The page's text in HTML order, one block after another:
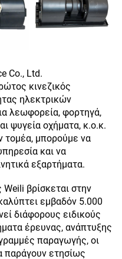
Co., Ltd.
κινεζικός
ηλεκτρικών
λεωφορεία, φορτηγά,
ψυγεία οχήματα, κ.ο.κ.
τομέα, μπορούμε να
και να
εξαρτήματα.
βρίσκεται στην
εμβαδόν 5.000
διάφορους ειδικούς
έρευνας, ανάπτυξης
παραγωγής, οι
παράγουν ετησίως